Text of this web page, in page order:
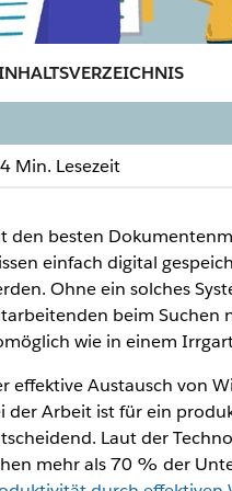
und den
4 Min. Lesezeit
den besten
einfach digital
Ohne ein solches
beim Suchen
wie in einem
effektive Austausch von
der Arbeit ist für ein
Laut der
mehr als 70 % der